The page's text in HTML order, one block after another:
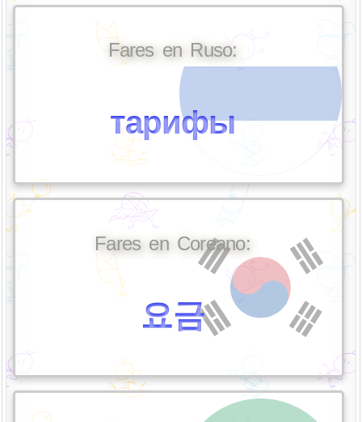
Fares en Ruso:
тарифы
Fares en Coreano:
요금